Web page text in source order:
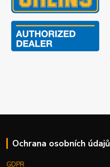
Ochrana osobních údajů
GDPR